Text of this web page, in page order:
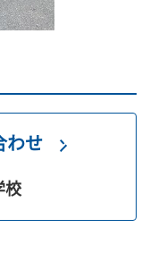
わせ
校